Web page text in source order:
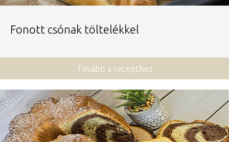
Fonott csónak töltelékkel
Tovább a recepthez